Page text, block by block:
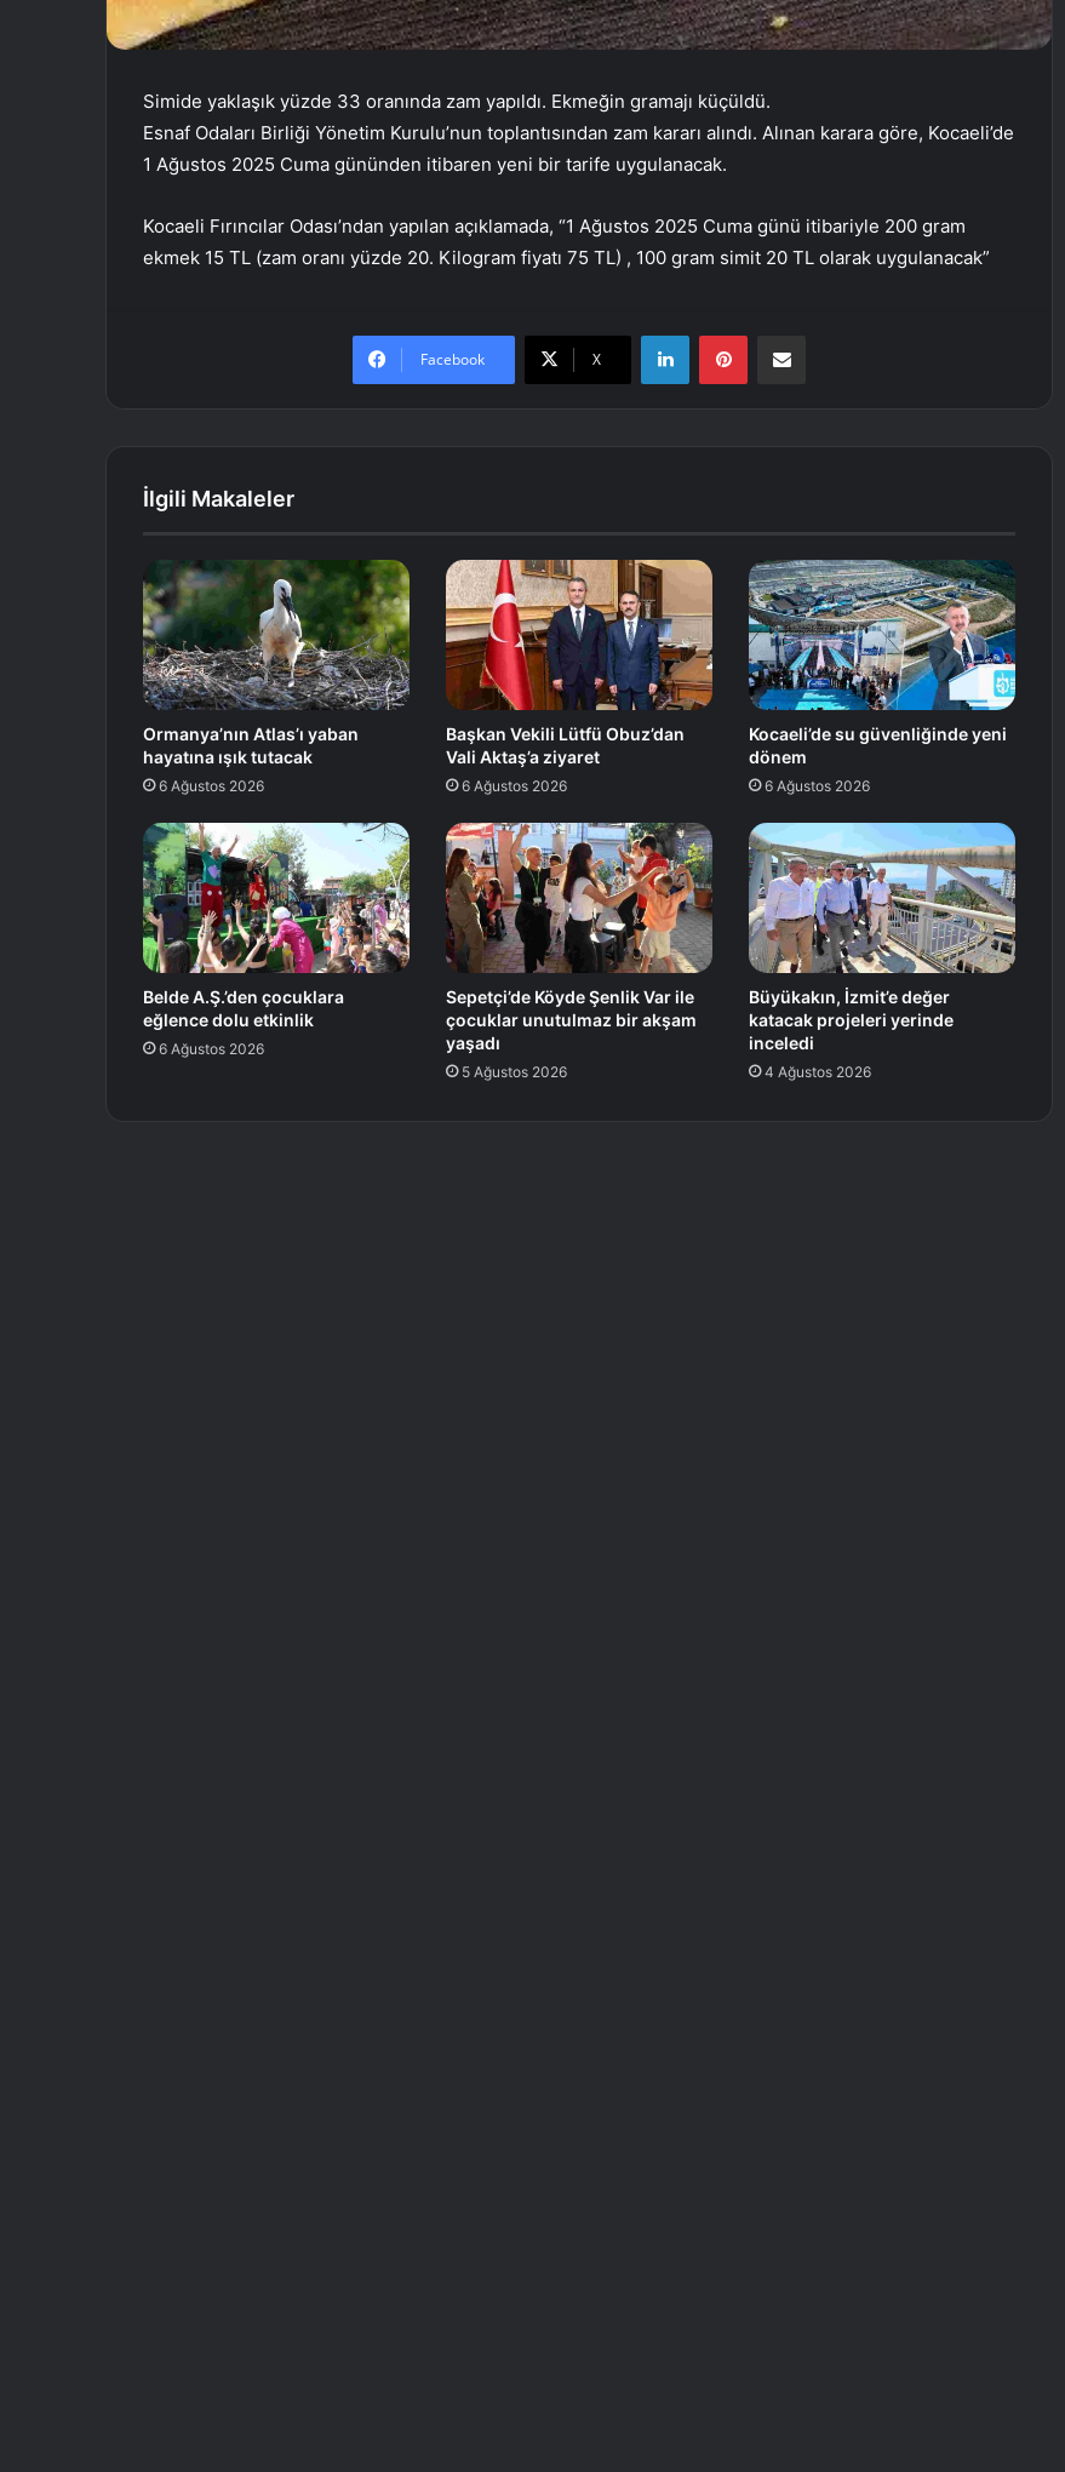
Simide yaklaşık yüzde 33 oranında zam yapıldı. Ekmeğin gramajı küçüldü.
Esnaf Odaları Birliği Yönetim Kurulu’nun toplantısından zam kararı alındı. Alınan karara göre, Kocaeli’de
1 Ağustos 2025 Cuma gününden itibaren yeni bir tarife uygulanacak.
Kocaeli Fırıncılar Odası’ndan yapılan açıklamada, “1 Ağustos 2025 Cuma günü itibariyle 200 gram
ekmek 15 TL (zam oranı yüzde 20. Kilogram fiyatı 75 TL) , 100 gram simit 20 TL olarak uygulanacak”
Facebook X
İlgili Makaleler
Ormanya’nın Atlas’ı yaban
hayatına ışık tutacak
6 Ağustos 2026
Başkan Vekili Lütfü Obuz’dan
Vali Aktaş’a ziyaret
6 Ağustos 2026
Kocaeli’de su güvenliğinde yeni
dönem
6 Ağustos 2026
Belde A.Ş.’den çocuklara
eğlence dolu etkinlik
6 Ağustos 2026
Sepetçi’de Köyde Şenlik Var ile
çocuklar unutulmaz bir akşam
yaşadı
5 Ağustos 2026
Büyükakın, İzmit’e değer
katacak projeleri yerinde
inceledi
4 Ağustos 2026